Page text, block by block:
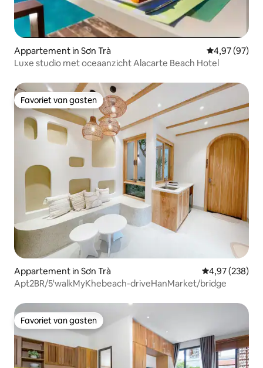
Appartement in Sơn Trà Gemiddelde
4,97 (97)
Luxe studio met oceaanzicht Alacarte Beach Hotel
Favoriet van gasten
Favoriet van gasten
Appartement in Sơn Trà Gemiddelde
4,97 (238)
Apt2BR/5'walkMyKhebeach-driveHanMarket/bridge
Favoriet van gasten
Favoriet van gasten